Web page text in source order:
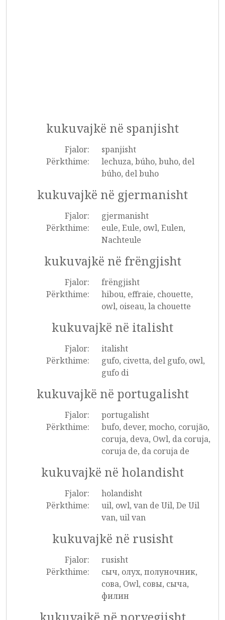
kukuvajkë në spanjisht
Fjalor:
spanjisht
Përkthime:
lechuza, búho, buho, del
búho, del buho
kukuvajkë në gjermanisht
Fjalor:
gjermanisht
Përkthime:
eule, Eule, owl, Eulen,
Nachteule
kukuvajkë në frëngjisht
Fjalor:
frëngjisht
Përkthime:
hibou, effraie, chouette,
owl, oiseau, la chouette
kukuvajkë në italisht
Fjalor:
italisht
Përkthime:
gufo, civetta, del gufo, owl,
gufo di
kukuvajkë në portugalisht
Fjalor:
portugalisht
Përkthime:
bufo, dever, mocho, corujão,
coruja, deva, Owl, da coruja,
coruja de, da coruja de
kukuvajkë në holandisht
Fjalor:
holandisht
Përkthime:
uil, owl, van de Uil, De Uil
van, uil van
kukuvajkë në rusisht
Fjalor:
rusisht
Përkthime:
сыч, олух, полуночник,
сова, Owl, совы, сыча,
филин